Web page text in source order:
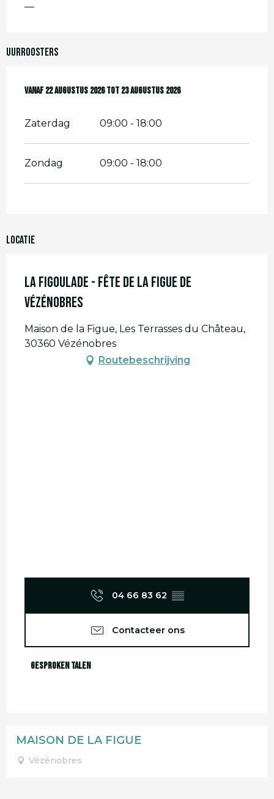
—
Uurroosters
Vanaf22 augustus 2026tot 23 augustus 2026
Vanaf22 augustus 2026tot 23 augustus 2026
Zaterdag 09:00 - 18:00
Zondag 09:00 - 18:00
Locatie
La Figoulade - Fête de la figue de
Vézénobres
Maison de la Figue, Les Terrasses du Château,
30360 Vézénobres
Routebeschrijving
04 66 83 62 ▒▒
Contacteer ons
Gesproken talen
Gesproken talen
MAISON DE LA FIGUE
Vézénobres